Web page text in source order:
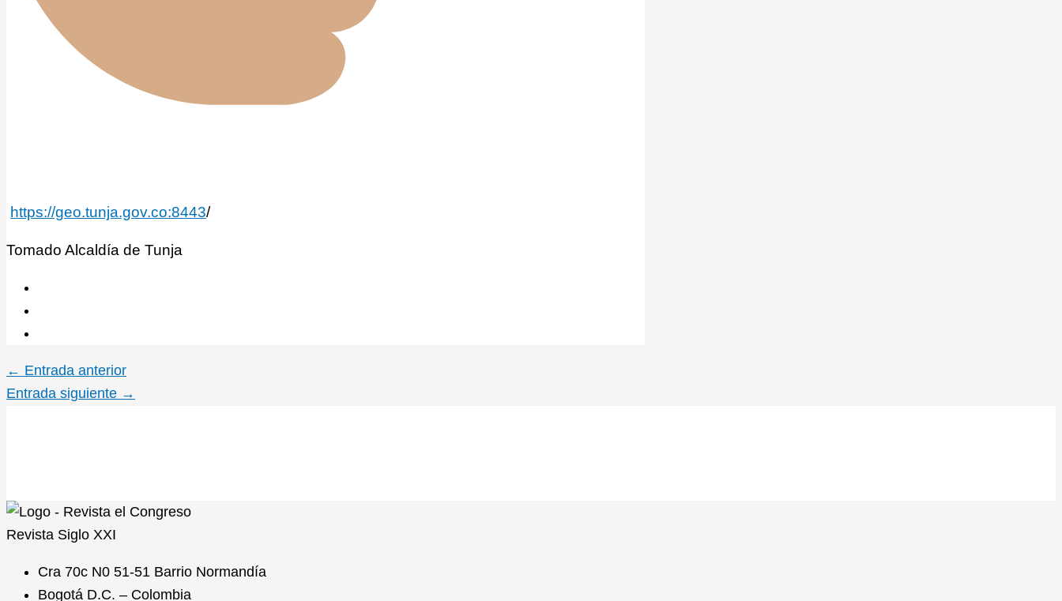
https://geo.tunja.gov.co:8443/
Tomado Alcaldía de Tunja
← Entrada anterior
Entrada siguiente →
Revista Siglo XXI
Cra 70c N0 51-51 Barrio Normandía
Bogotá D.C. – Colombia